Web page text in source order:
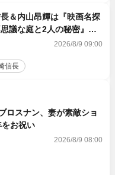
＆内山昂輝は『映画名探
議な庭と2人の秘密』ゲ
2026/8/9 09:00
信長
ロスナン、妻が素敵ショ
お祝い
2026/8/9 08:00